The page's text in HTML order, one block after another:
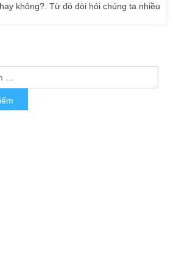
không?. Từ đó đòi hỏi chúng ta nhiều